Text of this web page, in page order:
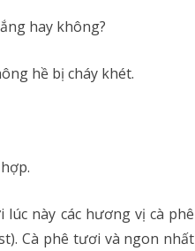
hay không?
hề bị cháy khét.
này các hương vị cà phê
Cà phê tươi và ngon nhất